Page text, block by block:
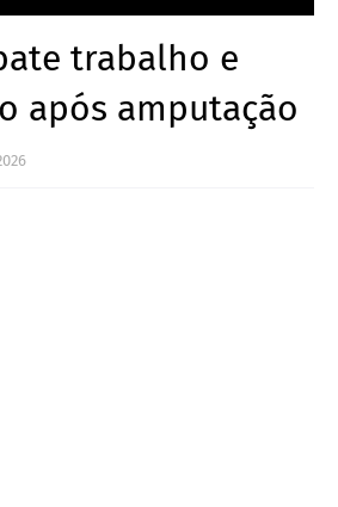
trabalho e
após amputação